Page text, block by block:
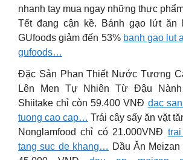
nhanh tay mua ngay những thực
Tết đang cận kề. Bánh gạo lứt ăn
GUfoods giảm đến 53% banh gao lut
gufoods…
Đặc Sản Phan Thiết Nước Tương
Lên Men Tự Nhiên Từ Đậu
Shiitake chỉ còn 59.400 VNĐ dac
tuong cao cap… Trái cây sấy ăn vặt
Nonglamfood chỉ có 21.000VNĐ
tang suc de khang… Dầu Ăn